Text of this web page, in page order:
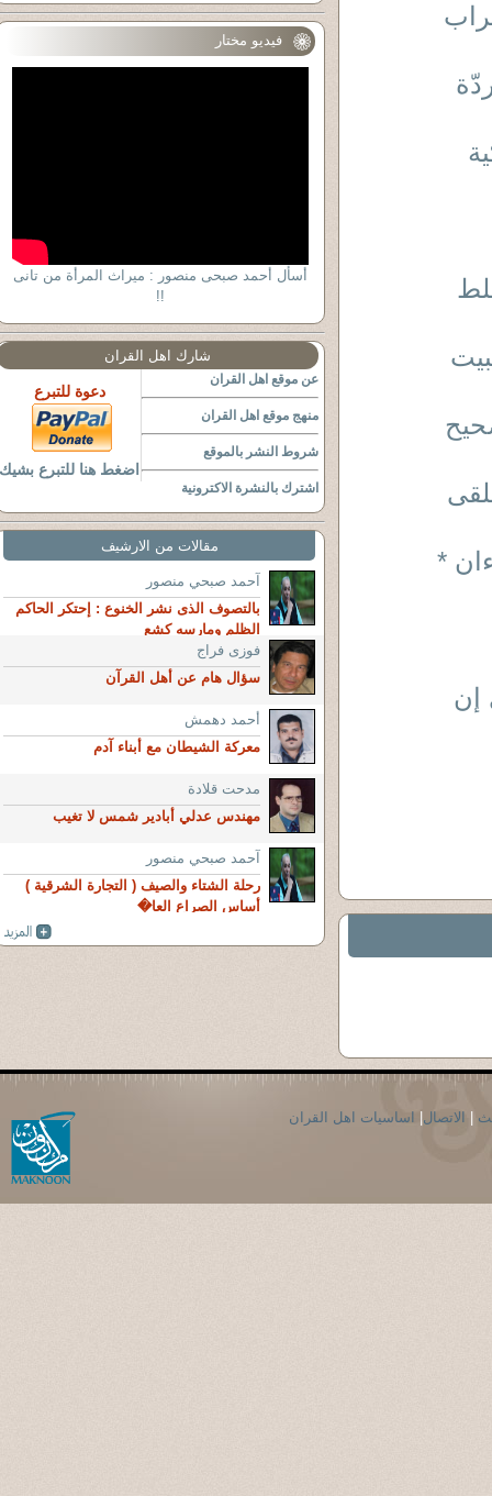
*
إن
فيديو مختار
أسأل أحمد صبحى منصور : ميراث المرأة من تانى
!!
شارك اهل القران
عن موقع اهل القران
منهج موقع اهل القران
شروط النشر بالموقع
اشترك بالنشرة الاكترونية
دعوة للتبرع
اضغط هنا للتبرع بشيك
مقالات من الارشيف
آحمد صبحي منصور
بالتصوف الذى نشر الخنوع : إحتكر الحاكم
الظلم ومارسه كشع
فوزى فراج
سؤال هام عن أهل القرآن
أحمد دهمش
معركة الشيطان مع أبناء آدم
مدحت قلادة
مهندس عدلي أبادير شمس لا تغيب
آحمد صبحي منصور
رحلة الشتاء والصيف ( التجارة الشرقية )
أساس الصراع العا�
الاتصال اساسيات اهل القران